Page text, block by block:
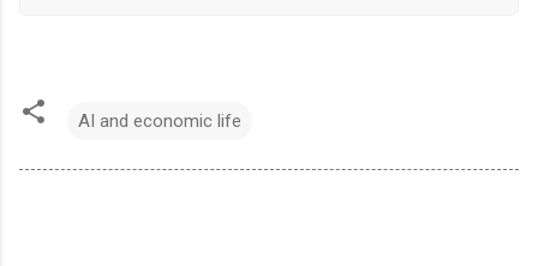
AI and economic life